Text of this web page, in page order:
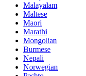
Malayalam
Maltese
Maori
Marathi
Mongolian
Burmese
Nepali
Norwegian